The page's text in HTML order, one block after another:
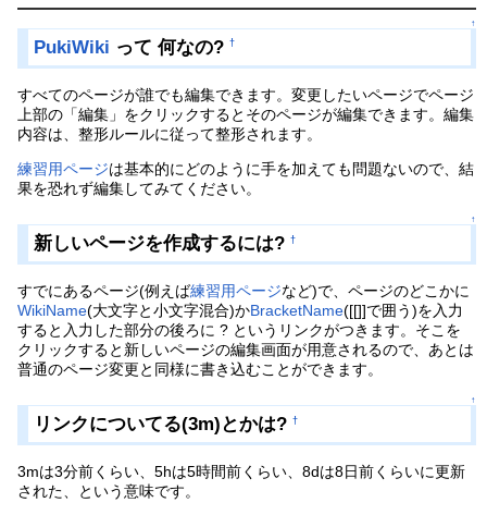
↑
PukiWiki って 何なの?†
すべてのページが誰でも編集できます。変更したいページでページ
上部の「編集」をクリックするとそのページが編集できます。編集
内容は、整形ルールに従って整形されます。
練習用ページは基本的にどのように手を加えても問題ないので、結
果を恐れず編集してみてください。
↑
新しいページを作成するには?†
すでにあるページ(例えば練習用ページなど)で、ページのどこかに
WikiName(大文字と小文字混合)かBracketName([[]]で囲う)を入力
すると入力した部分の後ろに ? というリンクがつきます。そこを
クリックすると新しいページの編集画面が用意されるので、あとは
普通のページ変更と同様に書き込むことができます。
↑
リンクについてる(3m)とかは?†
3mは3分前くらい、5hは5時間前くらい、8dは8日前くらいに更新
された、という意味です。